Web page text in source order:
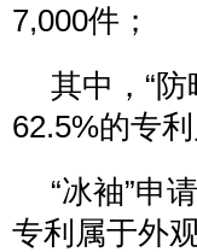
7,000件；
其中，“
62.5%的专
“冰袖”申
专利属于外